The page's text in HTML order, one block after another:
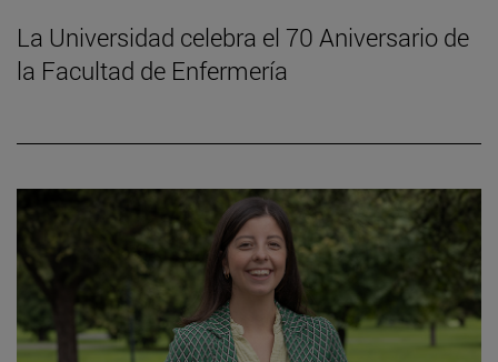
La Universidad celebra el 70 Aniversario de
la Facultad de Enfermería